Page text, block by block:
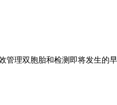
管理双胞胎和检测即将发生